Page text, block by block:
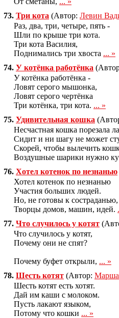
73. Три кота (Автор: Левин
Раз, два, три, четыре, пять -
Шли по крыше три кота.
Три кота Василия,
Поднимались три хвоста ... »
74. У котёнка работёнка
У котёнка работёнка -
Ловят серого мышонка,
Ловят серого чертёнка
Три котёнка, три кота. ... »
75. Удивительная кошка
Несчастная кошка порезала
Сидит и ни шагу не может
Скорей, чтобы вылечить
Воздушные шарики нужно
76. Хотел котенок по незнанью
Хотел котенок по незнанью
Участия больших людей.
Но, не готовы к состраданью,
Творцы домов, машин, идей.
77. Что случилось у котят
Что случилось у котят,
Почему они не спят?
Почему буфет открыли, ... »
78. Шесть котят (Автор:
Шесть котят есть хотят.
Дай им каши с молоком.
Пусть лакают языком,
Потому что кошки ... »